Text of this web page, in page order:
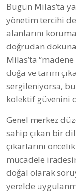
Bugün Milas’ta
yönetim tercihi
alanlarını
doğrudan
Milas’ta
doğa ve tarım
sergileniyorsa,
kolektif güvenini
Genel merkez
sahip çıkan bir
çıkarlarını
mücadele
doğal olarak
yerelde